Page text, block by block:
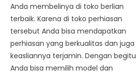
Anda membelinya di toko berlian
terbaik. Karena di toko perhiasan
tersebut Anda bisa mendapatkan
perhiasan yang berkualitas dan juga
keasliannya terjamin. Dengan begitu
Anda bisa memilih model dan